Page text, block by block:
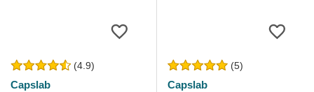
(4.9)
Capslab
(5)
Capslab